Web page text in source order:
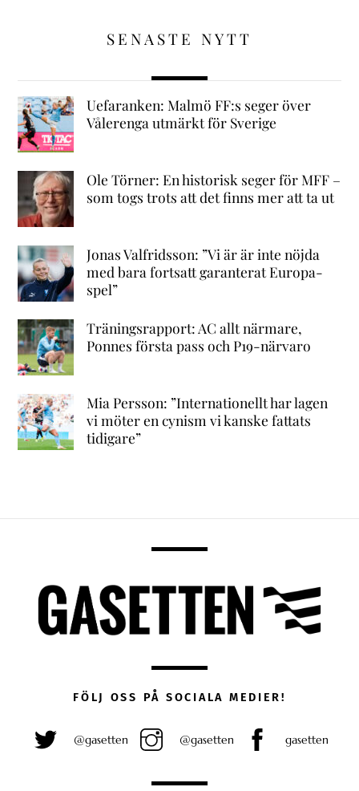
SENASTE NYTT
Uefaranken: Malmö FF:s seger över
Vålerenga utmärkt för Sverige
Ole Törner: En historisk seger för MFF –
som togs trots att det finns mer att ta ut
Jonas Valfridsson: ”Vi är är inte nöjda
med bara fortsatt garanterat Europa-
spel”
Träningsrapport: AC allt närmare,
Ponnes första pass och P19-närvaro
Mia Persson: ”Internationellt har lagen
vi möter en cynism vi kanske fattats
tidigare”
FÖLJ OSS PÅ SOCIALA MEDIER!
@gasetten @gasetten gasetten